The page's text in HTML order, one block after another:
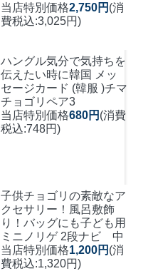
当店特別価格2,750円 (消
費税込:3,025円)
ハングル気分で気持ちを
伝えたい時に韓国 メッ
セージカード (韓服 )チマ
チョゴリペア3
当店特別価格680円 (消費
税込:748円)
子供チョゴリの素敵なア
クセサリー！風呂敷飾
り！バッグにも子ども用
ミニノリゲ 2段ナビ 中
当店特別価格1,200円 (消
費税込:1,320円)